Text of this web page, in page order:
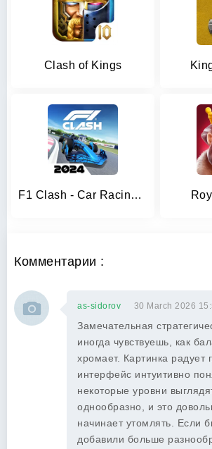
Clash of Kings
F1 Clash - Car Racing Manager
Комментарии :
as-sidorov 30 March 2026
Замечательная
иногда чувствуешь, как
хромает. Картинка радует
интерфейс интуитивно
некоторые уровни
однообразно, и это
начинает утомлять. Если
добавили больше